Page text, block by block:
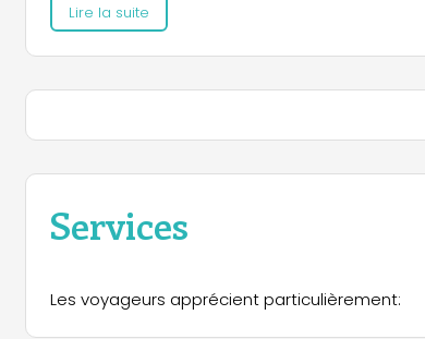
Lire la suite
Services
Les voyageurs apprécient particulièrement: